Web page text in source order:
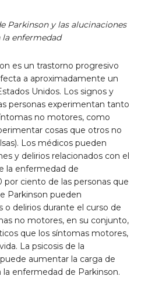
Parkinson y las alucinaciones
enfermedad
es un trastorno progresivo
a aproximadamente un
Unidos. Los signos y
personas experimentan tanto
no motores, como
cosas que otros no
Los médicos pueden
y delirios relacionados con el
la enfermedad de
por ciento de las personas que
Parkinson pueden
o delirios durante el curso de
no motores, en su conjunto,
que los síntomas motores,
La psicosis de la
aumentar la carga de
enfermedad de Parkinson.